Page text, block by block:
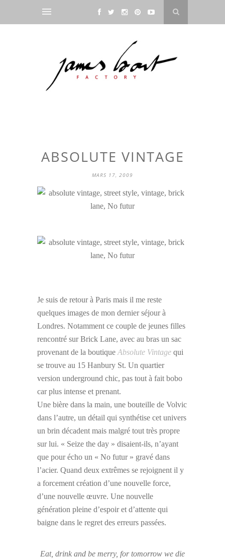
ABSOLUTE VINTAGE
MARS 17, 2009
Je suis de retour à Paris mais il me reste
quelques images de mon dernier séjour à
Londres. Notamment ce couple de jeunes filles
rencontré sur Brick Lane, avec au bras un sac
provenant de la boutiqueAbsolute Vintage qui
se trouve au 15 Hanbury St. Un quartier
version underground chic, pas tout à fait bobo
car plus intense et prenant.
Une bière dans la main, une bouteille de Volvic
dans l’autre, un détail qui synthétise cet univers
un brin décadent mais malgré tout très propre
sur lui. « Seize the day » disaient-ils, n’ayant
que pour écho un « No futur » gravé dans
l’acier. Quand deux extrêmes se rejoignent il y
a forcement création d’une nouvelle force,
d’une nouvelle œuvre. Une nouvelle
génération pleine d’espoir et d’attente qui
baigne dans le regret des erreurs passées.
Eat, drink and be merry, for tomorrow we die